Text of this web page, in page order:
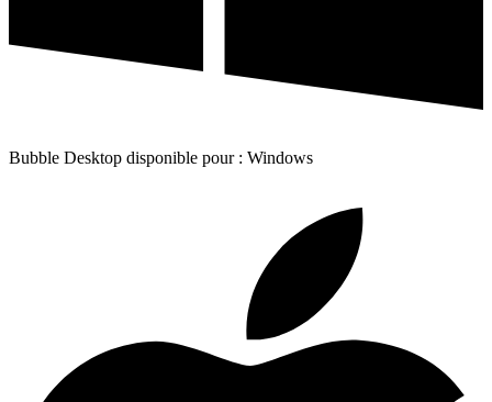
Bubble Desktop disponible pour : Windows